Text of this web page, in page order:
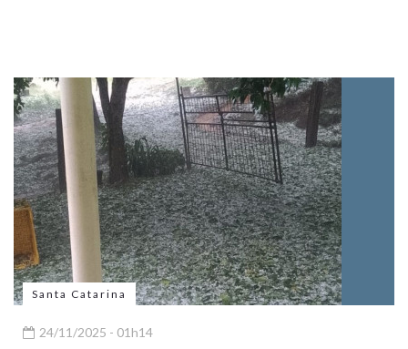
Santa Catarina
24/11/2025 - 01h14